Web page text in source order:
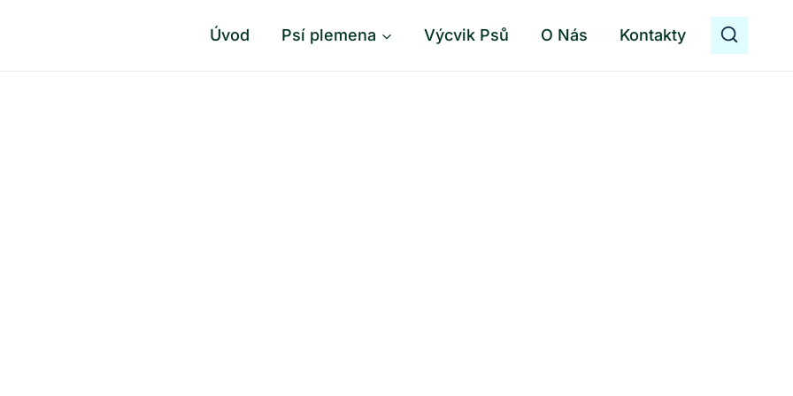
Úvod Psí plemena Výcvik Psů O Nás Kontakty